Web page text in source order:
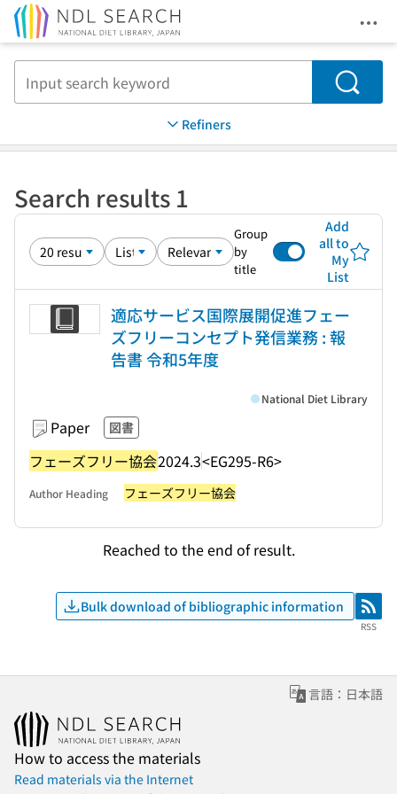
Search
Refiners
Search results 1
Group
by
title
Add
all to
My
List
適応サービス国際展開促進フェー
ズフリーコンセプト発信業務 : 報
告書 令和5年度
Paper 図書
フェーズフリー協会2024.3<EG295-R6>
National Diet Library
Author Heading フェーズフリー協会
Reached to the end of result.
Bulk download of bibliographic information RSS
RSS
言語：日本語
How to access the materials
Read materials via the Internet